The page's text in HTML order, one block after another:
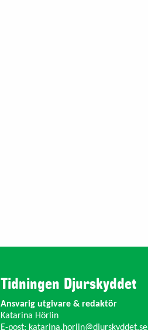
Tidningen Djurskyddet
Ansvarig utgivare & redaktör
Katarina Hörlin
E-post: katarina.horlin@djurskyddet.se